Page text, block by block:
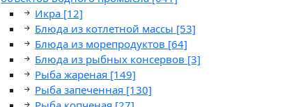
Икра [12]
Блюда из котлетной массы [53]
Блюда из морепродуктов [64]
Блюда из рыбных консервов [3]
Рыба жареная [149]
Рыба запеченная [130]